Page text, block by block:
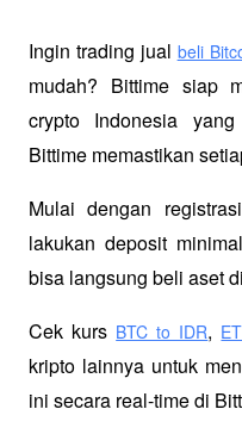
Ingin trading jual beli
mudah? Bittime siap
crypto Indonesia
Bittime memastikan
Mulai dengan
lakukan deposit
bisa langsung beli aset
Cek kurs BTC to IDR,
kripto lainnya untuk
ini secara real-time di